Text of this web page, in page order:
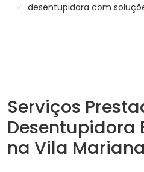
desentupidora com
Serviços
Desentupidora
na Vila Mariana